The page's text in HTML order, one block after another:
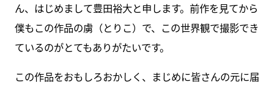
ん、はじめまして豊田裕大と申します。前作を見てから
僕もこの作品の虜（とりこ）で、この世界観で撮影でき
ているのがとてもありがたいです。
この作品をおもしろおかしく、まじめに皆さんの元に届